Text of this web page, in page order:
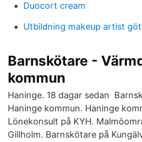
Duocort cream
Utbildning makeup artist
Barnskötare -
kommun
Haninge. 18 dagar sedan
Haninge kommun. Haninge
Lönekonsult på KYH.
Gillholm. Barnskötare på